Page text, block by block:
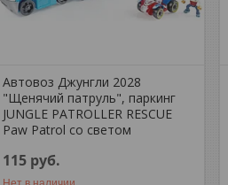
Автовоз Джунгли 2028
"Щенячий патруль", паркинг
JUNGLE PATROLLER RESCUE
Paw Patrol со светом
115 руб.